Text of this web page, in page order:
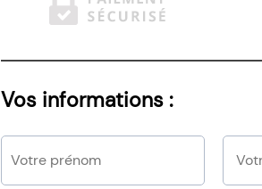
Vos informations :